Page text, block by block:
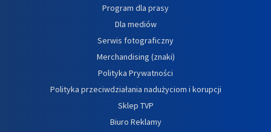
Program dla prasy
Dla mediów
Serwis fotograficzny
Merchandising (znaki)
Polityka Prywatności
Polityka przeciwdziałania nadużyciom i korupcji
Sklep TVP
Biuro Reklamy